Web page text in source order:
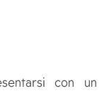
con un